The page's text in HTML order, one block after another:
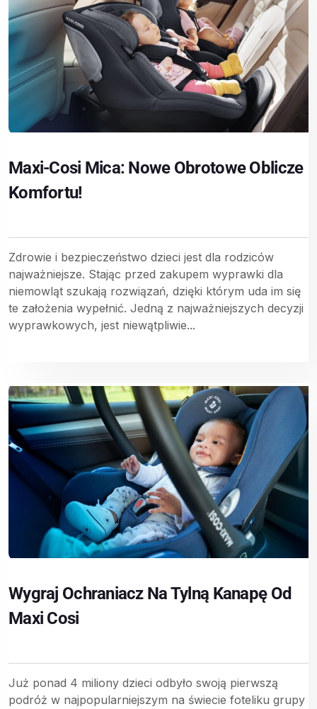
Maxi-Cosi Mica: Nowe Obrotowe Oblicze
Komfortu!
Zdrowie i bezpieczeństwo dzieci jest dla rodziców
najważniejsze. Stając przed zakupem wyprawki dla
niemowląt szukają rozwiązań, dzięki którym uda im się
te założenia wypełnić. Jedną z najważniejszych decyzji
wyprawkowych, jest niewątpliwie...
Wygraj Ochraniacz Na Tylną Kanapę Od
Maxi Cosi
Już ponad 4 miliony dzieci odbyło swoją pierwszą
podróż w najpopularniejszym na świecie foteliku grupy